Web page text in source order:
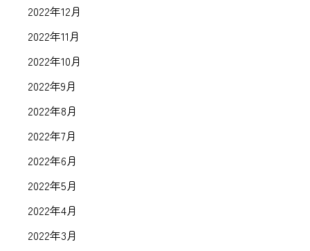
2022年12月
2022年11月
2022年10月
2022年9月
2022年8月
2022年7月
2022年6月
2022年5月
2022年4月
2022年3月